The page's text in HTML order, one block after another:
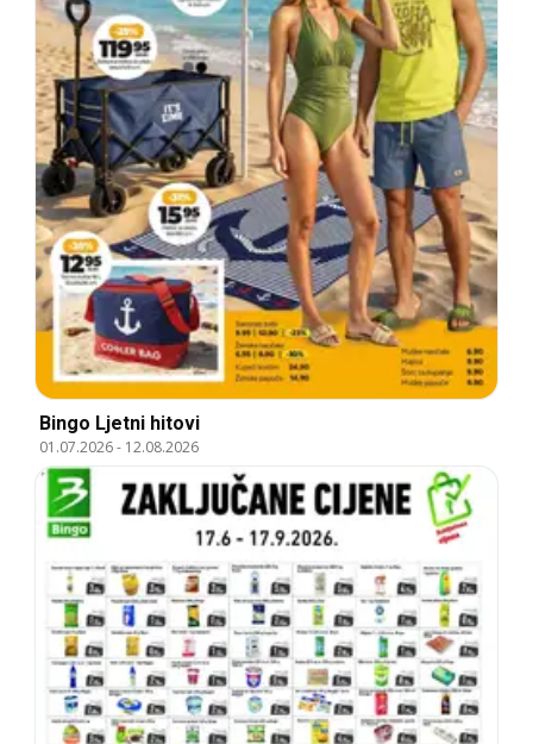
Bingo Ljetni hitovi
01.07.2026- 12.08.2026